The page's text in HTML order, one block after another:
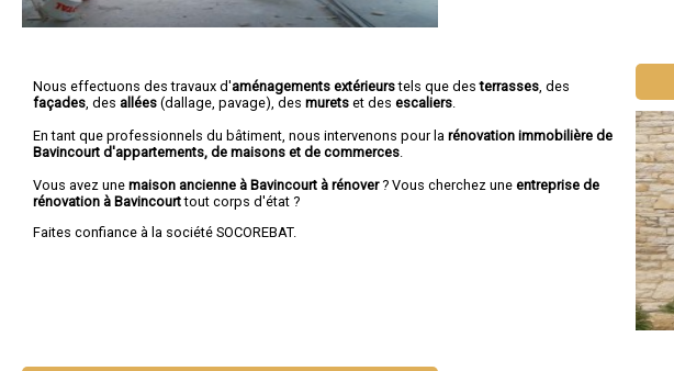
Nous effectuons des travaux d'aménagements extérieurstels que desterrasses , des
façades , des allées (dallage, pavage), des murets et des escaliers
En tant que professionnels du bâtiment, nous intervenons pour la rénovation immobilière de
Bavincourt d'appartements, de maisons et de commerces
Vous avez une maison ancienne à Bavincourt à rénover? Vous cherchez une entreprise de
rénovation à Bavincourttout corps d'état ?
Faites confiance à la société SOCOREBAT.